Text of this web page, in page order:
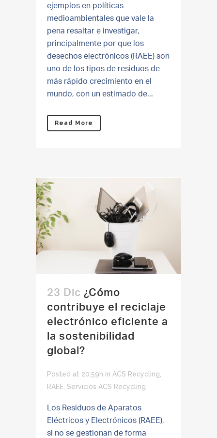
ejemplos en políticas
medioambientales que vale la
pena resaltar e investigar,
principalmente por que los
desechos electrónicos (RAEE) son
uno de los tipos de residuos de
más rápido crecimiento en el
mundo, con un estimado de...
Read More
23 Dic ¿Cómo
contribuye el reciclaje
electrónico eficiente a
la sostenibilidad
global?
Posted at 20:59h in ACS Recycling
RAEE Servicios ACS Recycling
Los Residuos de Aparatos
Eléctricos y Electrónicos (RAEE),
si no se gestionan de forma